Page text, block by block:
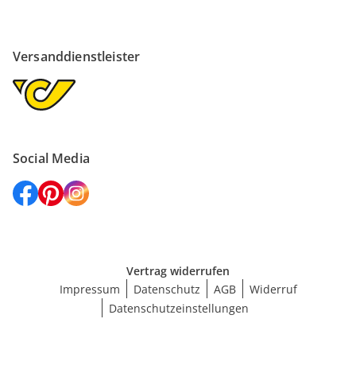
Versanddienstleister
Social Media
Vertrag widerrufen
Impressum
Datenschutz AGB
Widerruf
Datenschutzeinstellungen